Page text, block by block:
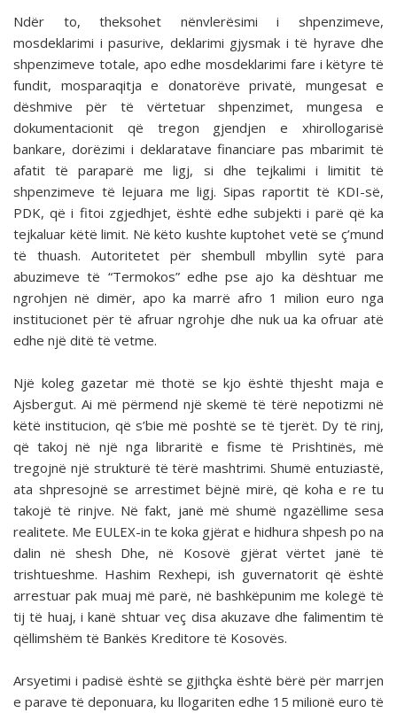
Ndër to, theksohet nënvlerësimi i shpenzimeve,
mosdeklarimi i pasurive, deklarimi gjysmak i të hyrave dhe
shpenzimeve totale, apo edhe mosdeklarimi fare i këtyre të
fundit, mosparaqitja e donatorëve privatë, mungesat e
dëshmive për të vërtetuar shpenzimet, mungesa e
dokumentacionit që tregon gjendjen e xhirollogarisë
bankare, dorëzimi i deklaratave financiare pas mbarimit të
afatit të paraparë me ligj, si dhe tejkalimi i limitit të
shpenzimeve të lejuara me ligj. Sipas raportit të KDI-së,
PDK, që i fitoi zgjedhjet, është edhe subjekti i parë që ka
tejkaluar këtë limit. Në këto kushte kuptohet vetë se ç’mund
të thuash. Autoritetet për shembull mbyllin sytë para
abuzimeve të “Termokos” edhe pse ajo ka dështuar me
ngrohjen në dimër, apo ka marrë afro 1 milion euro nga
institucionet për të afruar ngrohje dhe nuk ua ka ofruar atë
edhe një ditë të vetme.
Një koleg gazetar më thotë se kjo është thjesht maja e
Ajsbergut. Ai më përmend një skemë të tërë nepotizmi në
këtë institucion, që s’bie më poshtë se të tjerët. Dy të rinj,
që takoj në një nga libraritë e fisme të Prishtinës, më
tregojnë një strukturë të tërë mashtrimi. Shumë entuziastë,
ata shpresojnë se arrestimet bëjnë mirë, që koha e re tu
takojë të rinjve. Në fakt, janë më shumë ngazëllime sesa
realitete. Me EULEX-in te koka gjërat e hidhura shpesh po na
dalin në shesh Dhe, në Kosovë gjërat vërtet janë të
trishtueshme. Hashim Rexhepi, ish guvernatorit që është
arrestuar pak muaj më parë, në bashkëpunim me kolegë të
tij të huaj, i kanë shtuar veç disa akuzave dhe falimentim të
qëllimshëm të Bankës Kreditore të Kosovës.
Arsyetimi i padisë është se gjithçka është bërë për marrjen
e parave të deponuara, ku llogariten edhe 15 milionë euro të